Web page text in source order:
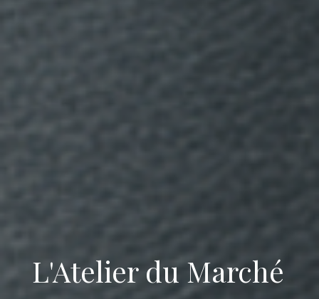
L'Atelier du Marché